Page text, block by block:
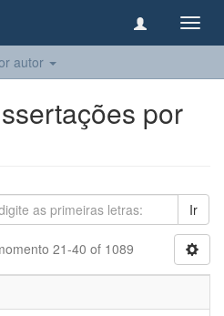
autor
por
Ir
21-40 of 1089